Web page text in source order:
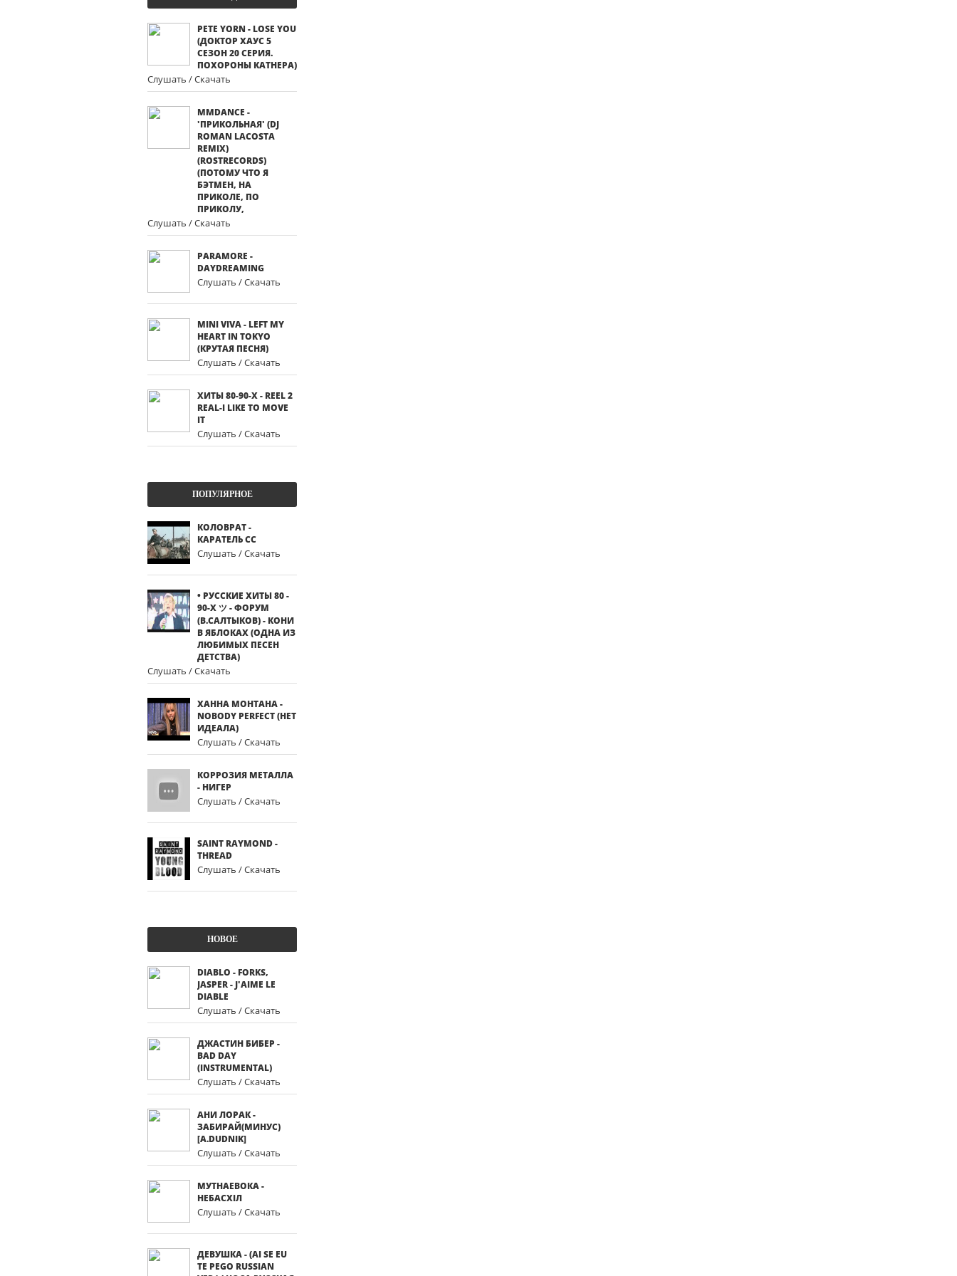
PETE YORN - LOSE YOU
(ДОКТОР ХАУС 5
СЕЗОН 20 СЕРИЯ.
ПОХОРОНЫ КАТНЕРА)
Слушать / Скачать
MMDANCE -
'ПРИКОЛЬНАЯ' (DJ
ROMAN LACOSTA
REMIX)
(ROSTRECORDS)
(ПОТОМУ ЧТО Я
БЭТМЕН, НА
ПРИКОЛЕ, ПО
ПРИКОЛУ,
Слушать / Скачать
PARAMORE -
DAYDREAMING
Слушать / Скачать
MINI VIVA - LEFT MY
HEART IN TOKYO
(КРУТАЯ ПЕСНЯ)
Слушать / Скачать
ХИТЫ 80-90-Х - REEL 2
REAL-I LIKE TO MOVE
IT
Слушать / Скачать
ПОПУЛЯРНОЕ
КОЛОВРАТ -
КАРАТЕЛЬ СС
Слушать / Скачать
• РУССКИЕ ХИТЫ 80 -
90-Х ツ - ФОРУМ
(В.САЛТЫКОВ) - КОНИ
В ЯБЛОКАХ (ОДНА ИЗ
ЛЮБИМЫХ ПЕСЕН
ДЕТСТВА)
Слушать / Скачать
ХАННА МОНТАНА -
NOBODY PERFECT (НЕТ
ИДЕАЛА)
Слушать / Скачать
КОРРОЗИЯ МЕТАЛЛА
- НИГЕР
Слушать / Скачать
SAINT RAYMOND -
THREAD
Слушать / Скачать
НОВОЕ
DIABLO - FORKS,
JASPER - J'AIME LE
DIABLE
Слушать / Скачать
ДЖАСТИН БИБЕР -
BAD DAY
(INSTRUMENTAL)
Слушать / Скачать
АНИ ЛОРАК -
ЗАБИРАЙ(МИНУС)
[A.DUDNIK]
Слушать / Скачать
МУТНАЕВОКА -
НЕБАСХІЛ
Слушать / Скачать
ДЕВУШКА - (AI SE EU
TE PEGO RUSSIAN